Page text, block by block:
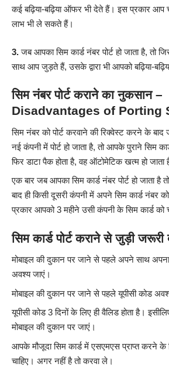
कई बढ़िया-बढ़िया ऑफर भी देते हैं। इस प्रकार
लाभ भी ले सकते हैं।
3.जब आपका सिम कार्ड नंबर पोर्ट हो जाता है, तो
साथ आप जुड़ते हैं, उसके द्वारा भी आपको बढ़िया-
सिम नंबर पोर्ट कराने का नुकसान –
Disadvantages of Porting
सिम नंबर को पोर्ट करवाने की रिक्वेस्ट करने के
नई कंपनी में पोर्ट हो जाता है, तो आपके पुराने सिम
फिर डाटा पैक होता है, वह ऑटोमेटिक खत्म हो जाता
एक बार जब आपका सिम कार्ड नंबर पोर्ट हो जाता
बाद ही किसी दूसरी कंपनी में अपने सिम कार्ड नंबर
प्रकार आपको 3 महीने उसी कंपनी के सिम कार्ड को
सिम कार्ड पोर्ट कराने से जुड़ी जरूरी
मोबाइल की दुकान पर जाने से पहले अपने साथ
अवश्य जाएं।
मोबाइल की दुकान पर जाने से पहले यूपीसी कोड
यूपीसी कोड 3 दिनों के लिए ही वैलिड होता है।
मोबाइल की दुकान पर जाएं।
आपके मौजूदा सिम कार्ड में एसएमएस प्राप्त करने के
चाहिए। अगर नहीं है तो करवा ले।